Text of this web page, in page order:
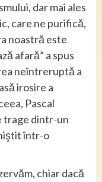
dar mai ales
care ne purifică,
noastră este
afară” a spus
neîntreruptă a
irosire a
Pascal
trage dintr-un
într-o
chiar dacă